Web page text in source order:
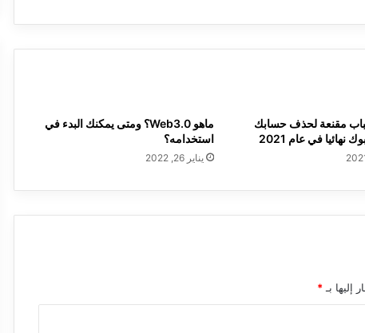
3 اسباب مقنعة لحذف حسابك
نهائيا في عام 2021
ماهو Web3.0؟ ومتى يمكنك البدء في
استخدامه؟
يناير 26, 2022
إليها بـ *